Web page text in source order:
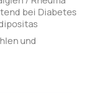
bei Diabetes
und